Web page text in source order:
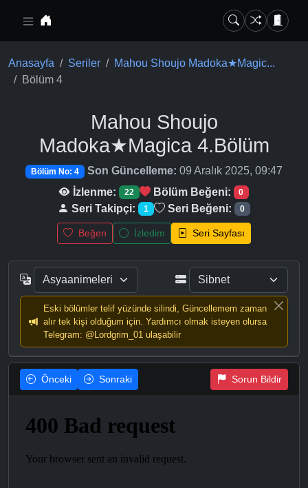
Anasayfa Seriler
Mahou Shoujo Madoka★Magic...
Bölüm 4
Mahou Shoujo
Madoka★Magica4.Bölüm
Bölüm No: 4 Son Güncelleme: 09 Aralık 2025, 09:47
İzlenme:
22 Bölüm Beğeni: 0
Seri Takipçi: 1 Seri Beğeni: 0
Beğen İzledim Seri Sayfası
Eski bölümler telif yüzünde silindi, Güncellemem zaman
alır tek kişi olduğum için. Yardımcı olmak isteyen olursa
Telegram: @Lordgrim_01 ulaşabilir
Önceki Sonraki Sorun Bildir